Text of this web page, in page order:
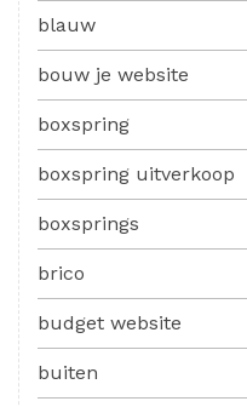
blauw
bouw je website
boxspring
boxspring uitverkoop
boxsprings
brico
budget website
buiten